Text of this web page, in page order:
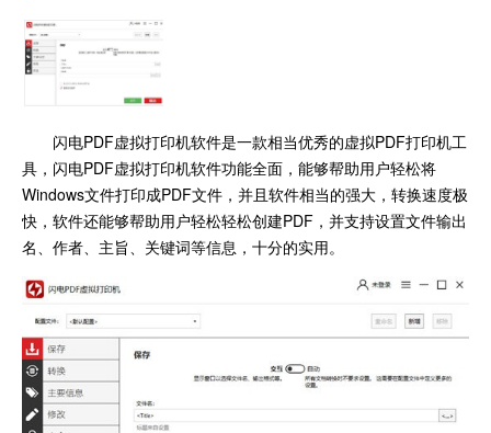
闪电PDF虚拟打印机软件是一款相当优秀的虚拟PDF打印机工
具，闪电PDF虚拟打印机软件功能全面，能够帮助用户轻松将
Windows文件打印成PDF文件，并且软件相当的强大，转换速度极
快，软件还能够帮助用户轻松轻松创建PDF，并支持设置文件输出
名、作者、主旨、关键词等信息，十分的实用。